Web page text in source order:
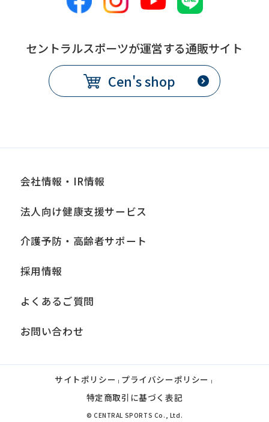
セントラルスポーツが運営する通販サイト
Cen's shop
会社情報・IR情報
法人向け健康支援サービス
介護予防・高齢者サポート
採用情報
よくあるご質問
お問い合わせ
サイトポリシー | プライバシーポリシー |
特定商取引に基づく表記
© CENTRAL SPORTS Co., Ltd.